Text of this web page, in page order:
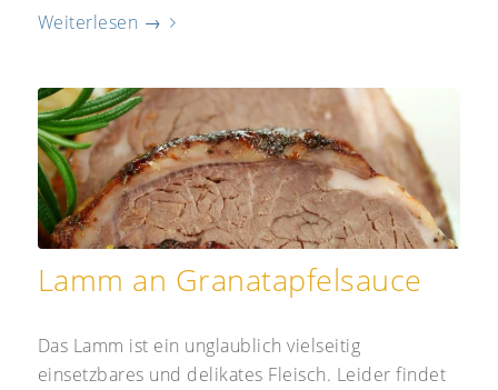
Weiterlesen →
Lamm an Granatapfelsauce
Das Lamm ist ein unglaublich vielseitig
einsetzbares und delikates Fleisch. Leider findet